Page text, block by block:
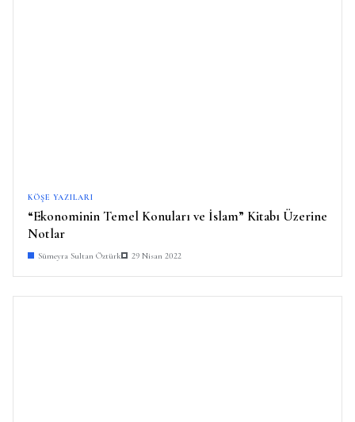
KÖŞE YAZILARI
“Ekonominin Temel Konuları ve İslam” Kitabı Üzerine
Notlar
Sümeyra Sultan Öztürk 29 Nisan 2022